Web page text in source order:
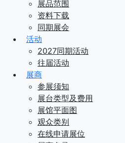
展品范围
资料下载
同期展会
活动
2027同期活动
往届活动
展商
参展须知
展台类型及费用
展馆平面图
观众类别
在线申请展位